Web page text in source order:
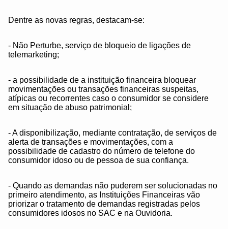
Dentre as novas regras, destacam-se:
- Não Perturbe, serviço de bloqueio de ligações de
telemarketing;
- a possibilidade de a instituição financeira bloquear
movimentações ou transações financeiras suspeitas,
atípicas ou recorrentes caso o consumidor se considere
em situação de abuso patrimonial;
- A disponibilização, mediante contratação, de serviços de
alerta de transações e movimentações, com a
possibilidade de cadastro do número de telefone do
consumidor idoso ou de pessoa de sua confiança.
- Quando as demandas não puderem ser solucionadas no
primeiro atendimento, as Instituições Financeiras vão
priorizar o tratamento de demandas registradas pelos
consumidores idosos no SAC e na Ouvidoria.